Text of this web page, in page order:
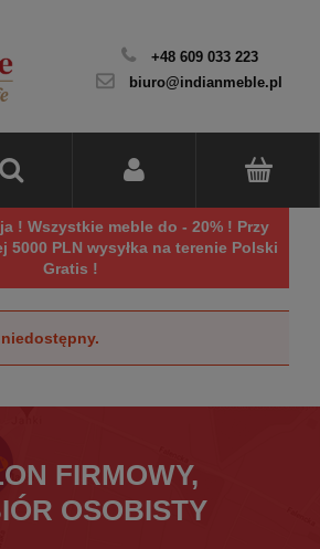
+48 609 033 223
biuro@indianmeble.pl
! Wszystkie meble do - 20% ! Przy
5000 PLN wysyłka na terenie Polski
Gratis !
FIRMOWY,
OSOBISTY